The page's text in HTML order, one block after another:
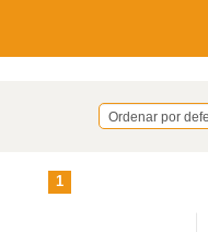
Ordenar por
1